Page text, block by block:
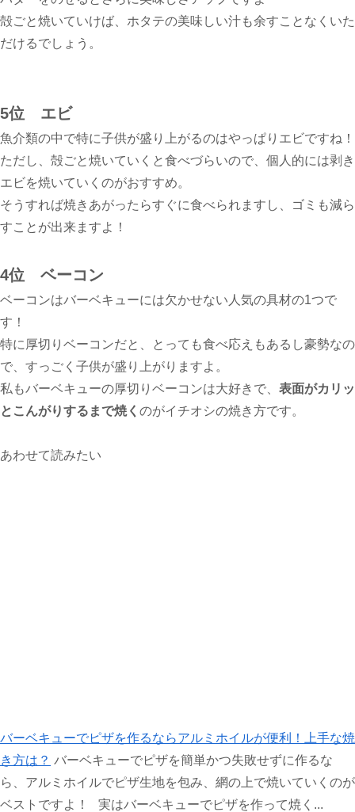
殻ごと焼いていけば、ホタテの美味しい汁も余すことなくいた
だけるでしょう。
5位 エビ
魚介類の中で特に子供が盛り上がるのはやっぱりエビですね！
ただし、殻ごと焼いていくと食べづらいので、個人的には剥き
エビを焼いていくのがおすすめ。
そうすれば焼きあがったらすぐに食べられますし、ゴミも減ら
すことが出来ますよ！
4位 ベーコン
ベーコンはバーベキューには欠かせない人気の具材の1つで
す！
特に厚切りベーコンだと、とっても食べ応えもあるし豪勢なの
で、すっごく子供が盛り上がりますよ。
私もバーベキューの厚切りベーコンは大好きで、 表面がカリッ
とこんがりするまで焼く のがイチオシの焼き方です。
あわせて読みたい
バーベキューでピザを作るならアルミホイルが便利！上手な焼
き方は？ バーベキューでピザを簡単かつ失敗せずに作るな
ら、アルミホイルでピザ生地を包み、網の上で焼いていくのが
ベストですよ！ 実はバーベキューでピザを作って焼く...